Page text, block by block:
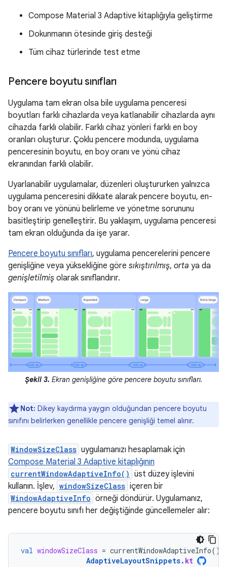
Compose Material 3 Adaptive kitaplığıyla geliştirme
Dokunmanın ötesinde giriş desteği
Tüm cihaz türlerinde test etme
Pencere boyutu sınıfları
Uygulama tam ekran olsa bile uygulama penceresi
boyutları farklı cihazlarda veya katlanabilir cihazlarda aynı
cihazda farklı olabilir. Farklı cihaz yönleri farklı en boy
oranları oluşturur. Çoklu pencere modunda, uygulama
penceresinin boyutu, en boy oranı ve yönü cihaz
ekranından farklı olabilir.
Uyarlanabilir uygulamalar, düzenleri oluştururken yalnızca
uygulama penceresini dikkate alarak pencere boyutu, en-
boy oranı ve yönünü belirleme ve yönetme sorununu
basitleştirip genelleştirir. Bu yaklaşım, uygulama penceresi
tam ekran olduğunda da işe yarar.
Pencere boyutu sınıfları, uygulama pencerelerini pencere
genişliğine veya yüksekliğine göre sıkıştırılmış, orta ya da
genişletilmiş olarak sınıflandırır.
Şekil 3. Ekran genişliğine göre pencere boyutu sınıfları.
Not: Dikey kaydırma yaygın olduğundan pencere boyutu
sınıfını belirlerken genellikle pencere genişliği temel alınır.
WindowSizeClass uygulamanızı hesaplamak için
Compose Material 3 Adaptive kitaplığının
currentWindowAdaptiveInfo() üst düzey işlevini
kullanın. İşlev, windowSizeClass içeren bir
WindowAdaptiveInfo örneği döndürür. Uygulamanız,
pencere boyutu sınıfı her değiştiğinde güncellemeler alır:
val windowSizeClass = currentWindowAdaptiveInfo().
AdaptiveLayoutSnippets. kt